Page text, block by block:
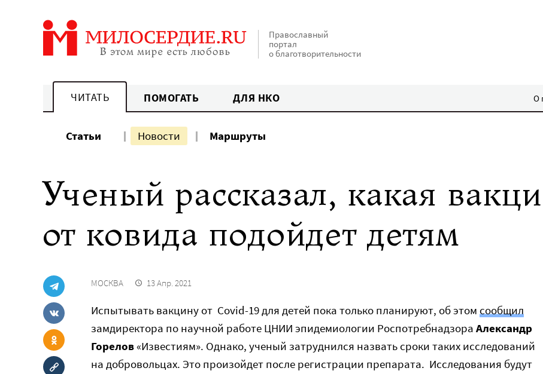
Православный
портал
о благотворительности
ЧИТАТЬ ПОМОГАТЬ ДЛЯ НКО О
Статьи Новости Маршруты
Ученый рассказал, какая
от ковида подойдет детям
МОСКВА 13 Апр. 2021
Испытывать вакцину от Covid-19 для детей пока только планируют, об этом сообщил
замдиректора по научной работе ЦНИИ эпидемиологии Роспотребнадзора Александр
Горелов«Известиям». Однако, ученый затруднился назвать сроки таких исследований
на добровольцах. Это произойдет после регистрации препарата. Исследования будут